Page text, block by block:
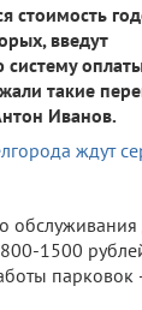
стоимость
введут
такие
Иванов.
1500
парковок